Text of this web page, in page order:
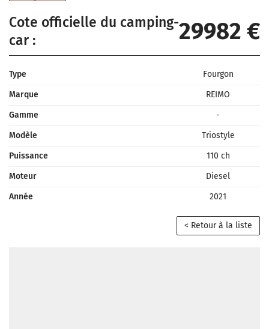
Cote officielle du camping-
car :
29982 €
Type
Fourgon
Marque
REIMO
Gamme
-
Modèle
Triostyle
Puissance
110 ch
Moteur
Diesel
Année
2021
< Retour à la liste